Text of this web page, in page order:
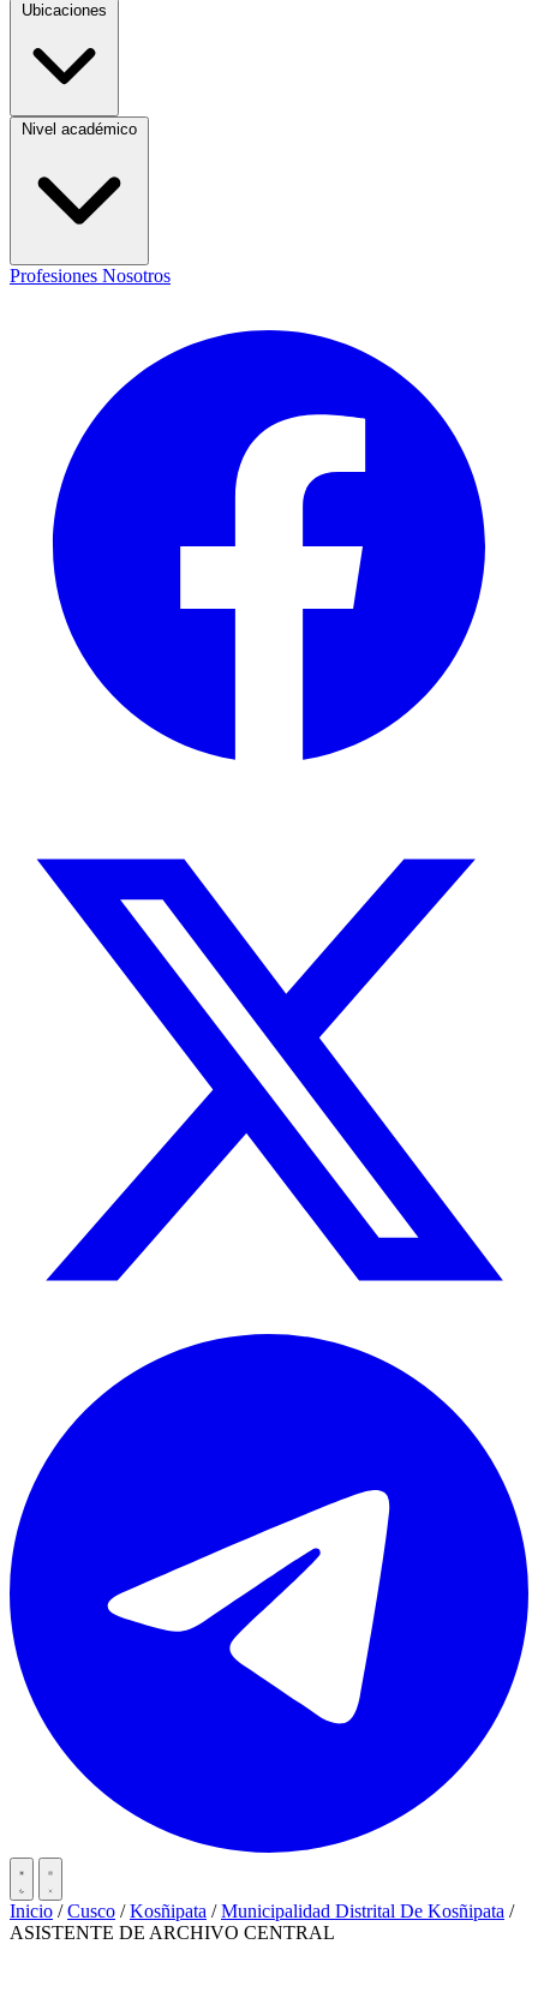
Ubicaciones
Nivel académico
Profesiones Nosotros
Inicio / Cusco / Kosñipata / Municipalidad Distrital De Kosñipata /
ASISTENTE DE ARCHIVO CENTRAL